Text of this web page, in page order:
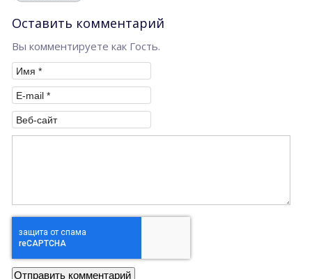
Оставить комментарий
Вы комментируете как Гость.